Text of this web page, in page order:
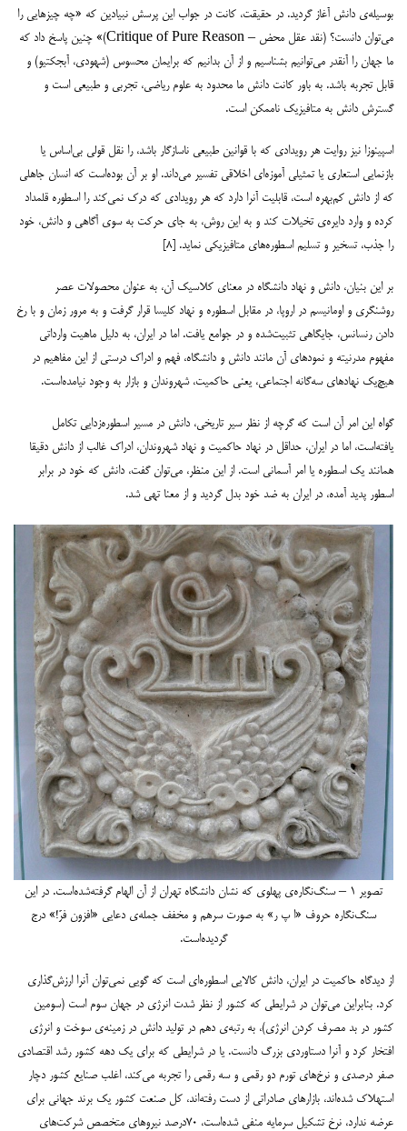
بوسیله‌ی دانش آغاز گردید. در حقیقت، کانت در جواب این پرسش نبیادین که «چه چیزهایی را
می‌توان دانست؟ (نقد عقل محض – Critique of Pure Reason)» چنین پاسخ داد که
ما جهان را آنقدر می‌توانیم بشناسیم و از آن بدانیم که برایمان محسوس (شهودی، آبجکتیو) و
قابل تجربه باشد. به باور کانت دانش ما محدود به علوم ریاضی، تجربی و طبیعی است و
گسترش دانش به متافیزیک ناممکن است.
اسپینوزا نیز روایت هر رویدادی که با قوانین طبیعی ناسازگار باشد، را نقل قولی بی‌اساس یا
بازنمایی استعاری یا تمثیلی آموزه‌ای اخلاقی تفسیر می‌داند. او بر آن بوده‌است که انسان جاهلی
که از دانش کم‌بهره است، قابلیت آنرا دارد که هر رویدادی که درک نمی‌کند را اسطوره قلمداد
کرده و وارد دایره‌ی تخیلات کند و به این روش، به جای حرکت به سوی آگاهی و دانش، خود
را جذب، تسخیر و تسلیم اسطوره‌های متافیزیکی نماید. [۸]
بر این بنیان، دانش و نهاد دانشگاه در معنای کلاسیک آن، به عنوان محصولات عصر
روشنگری و اومانیسم در اروپا، در مقابل اسطوره و نهاد کلیسا قرار گرفت و به مرور زمان و با رخ
دادن رنسانس، جایگاهی تثبیت‌شده و در جوامع یافت. اما در ایران، به دلیل ماهیت وارداتی
مفهوم مدرنیته و نمودهای آن مانند دانش و دانشگاه، فهم و ادراک درستی از این مفاهیم در
هیچ‌یک نهادهای سه‌گانه اجتماعی، یعنی حاکمیت، شهروندان و بازار به وجود نیامده‌است.
گواه این امر آن است که گرچه از نظر سیر تاریخی، دانش در مسیر اسطوره‌زدایی تکامل
یافته‌است، اما در ایران، حداقل در نهاد حاکمیت و نهاد شهروندان، ادراک غالب از دانش دقیقا
همانند یک اسطوره یا امر آسمانی است. از این منظر، می‌توان گفت، دانش که خود در برابر
اسطور پدید آمده، در ایران به ضد خود بدل گردید و از معنا تهی شد.
تصویر ۱ – سنگ‌نگاره‌ی پهلوی که نشان دانشگاه تهران از آن الهام گرفته‌شده‌است. در این
سنگ‌نگاره حروف «ا پ ر» به صورت سرهم و مخفف جمله‌ی دعایی «افزون فرّ!» درج
گردیده‌است.
از دیدگاه حاکمیت در ایران، دانش کالایی اسطوره‌ای است که گویی نمی‌توان آنرا ارزش‌گذاری
کرد. بنابراین می‌توان در شرایطی که کشور از نظر شدت انرژی در جهان سوم است (سومین
کشور در بد مصرف کردن انرژی)، به رتبه‌ی دهم در تولید دانش در زمینه‌ی سوخت و انرژی
افتخار کرد و آنرا دستاوردی بزرگ دانست. یا در شرایطی که برای یک دهه کشور رشد اقتصادی
صفر درصدی و نرخ‌های تورم دو رقمی و سه رقمی را تجربه می‌کند، اغلب صنایع کشور دچار
استهلاک شده‌اند، بازارهای صادراتی از دست رفته‌اند، کل صنعت کشور یک برند جهانی برای
عرضه ندارد، نرخ تشکیل سرمایه منفی شده‌است، ۷۰درصد نیروهای متخصص شرکت‌های